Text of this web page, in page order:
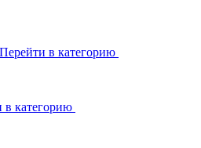
Перейти в категорию
в категорию